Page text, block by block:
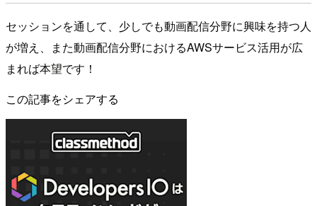
セッションを通して、少しでも動画配信分野に興味を持つ人
が増え、また動画配信分野におけるAWSサービス活用が広
まれば本望です！
この記事をシェアする